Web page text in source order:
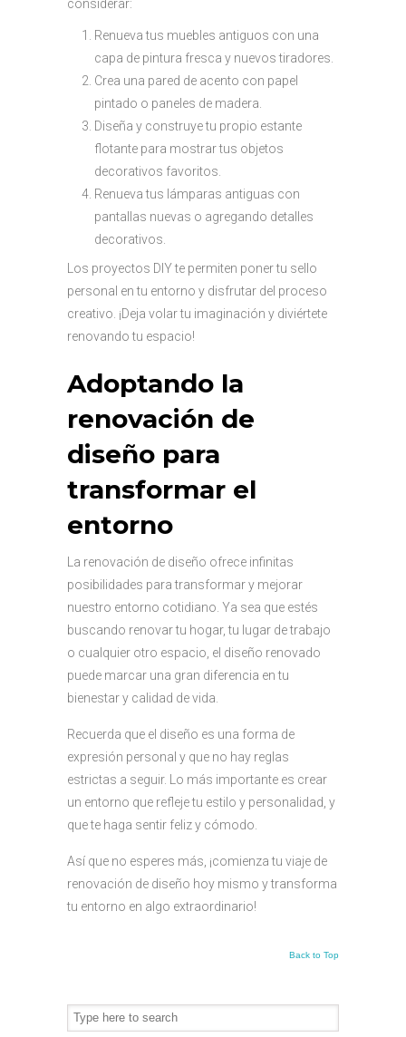
considerar:
Renueva tus muebles antiguos con una
capa de pintura fresca y nuevos tiradores.
Crea una pared de acento con papel
pintado o paneles de madera.
Diseña y construye tu propio estante
flotante para mostrar tus objetos
decorativos favoritos.
Renueva tus lámparas antiguas con
pantallas nuevas o agregando detalles
decorativos.
Los proyectos DIY te permiten poner tu sello
personal en tu entorno y disfrutar del proceso
creativo. ¡Deja volar tu imaginación y diviértete
renovando tu espacio!
Adoptando la
renovación de
diseño para
transformar el
entorno
La renovación de diseño ofrece infinitas
posibilidades para transformar y mejorar
nuestro entorno cotidiano. Ya sea que estés
buscando renovar tu hogar, tu lugar de trabajo
o cualquier otro espacio, el diseño renovado
puede marcar una gran diferencia en tu
bienestar y calidad de vida.
Recuerda que el diseño es una forma de
expresión personal y que no hay reglas
estrictas a seguir. Lo más importante es crear
un entorno que refleje tu estilo y personalidad, y
que te haga sentir feliz y cómodo.
Así que no esperes más, ¡comienza tu viaje de
renovación de diseño hoy mismo y transforma
tu entorno en algo extraordinario!
Back to Top